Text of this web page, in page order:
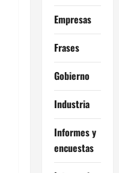
Empresas
Frases
Gobierno
Industria
Informes y
encuestas